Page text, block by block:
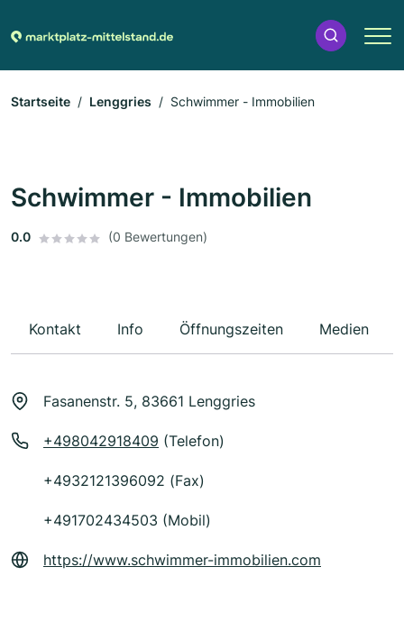
Startseite Lenggries Schwimmer - Immobilien
Schwimmer - Immobilien
0.0 (0 Bewertungen)
Kontakt Info Öffnungszeiten Medien
Fasanenstr. 5, 83661 Lenggries
+498042918409 (Telefon)
+4932121396092 (Fax)
+491702434503 (Mobil)
https://www.schwimmer-immobilien.com